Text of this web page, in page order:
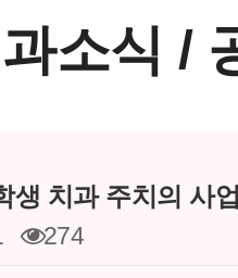
소식 /
생 치과 주치의 사
274